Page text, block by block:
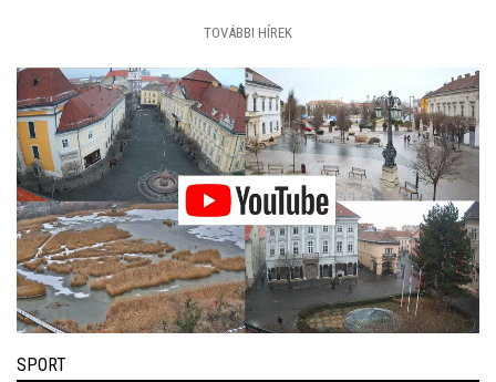
TOVÁBBI HÍREK
SPORT